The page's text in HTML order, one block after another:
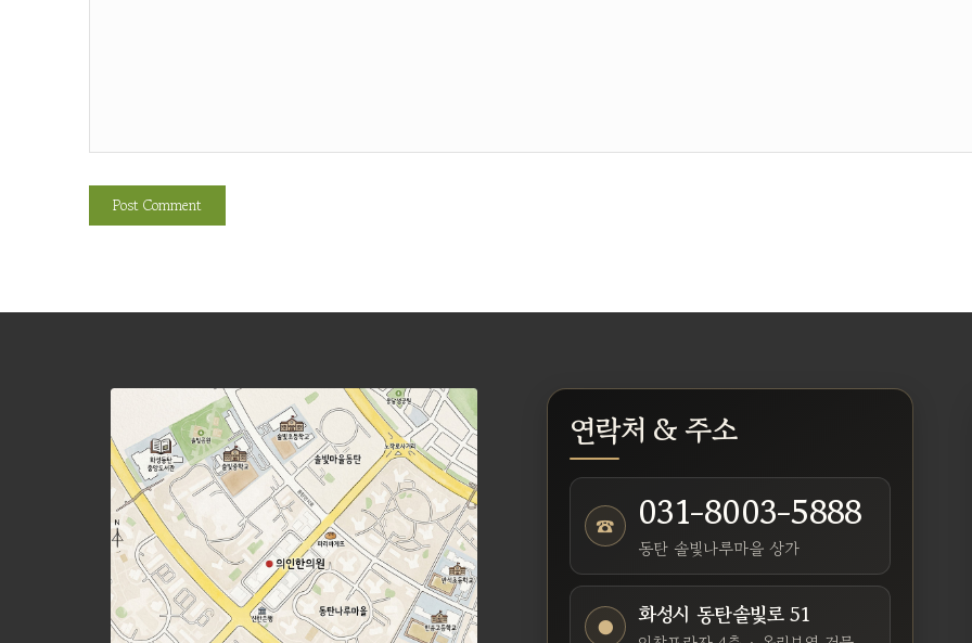
연락처 & 주소
☎ 031-8003-5888
동탄 솔빛나루마을 상가
● 화성시 동탄솔빛로 51